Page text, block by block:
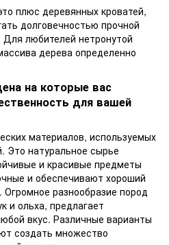
плюс деревянных кроватей,
долговечностью прочной
любителей нетронутой
дерева определенно
на которые вас
для вашей
материалов, используемых
Это натуральное сырье
и красивые предметы
и обеспечивают хороший
разнообразие пород
и ольха, предлагает
вкус. Различные варианты
создать множество